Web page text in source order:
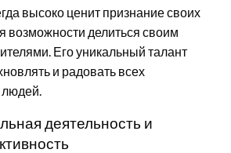
высоко ценит признание своих
возможности делиться своим
Его уникальный талант
и радовать всех
деятельность и